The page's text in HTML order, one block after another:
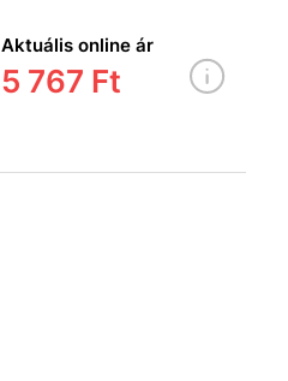
Aktuális online ár
5 767 Ft